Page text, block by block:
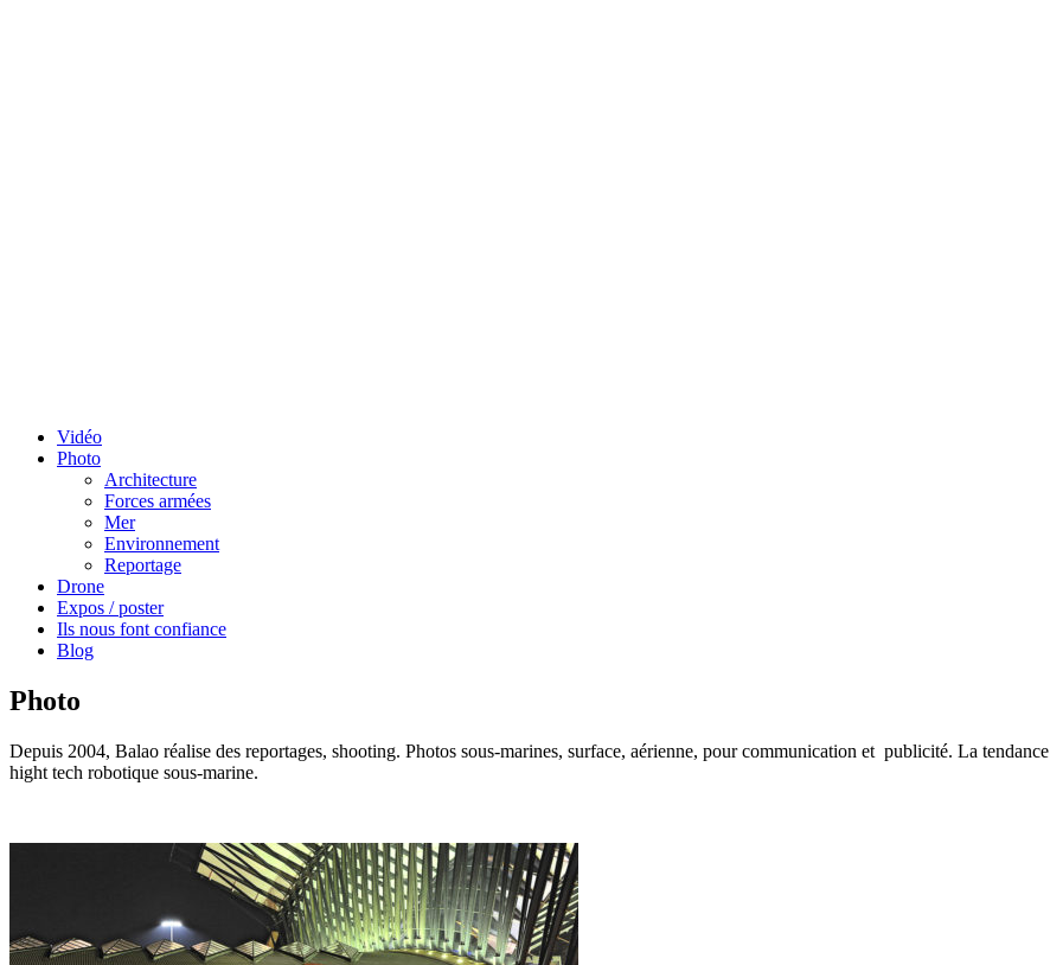
Vidéo
Photo
Architecture
Forces armées
Mer
Environnement
Reportage
Drone
Expos / poster
Ils nous font confiance
Blog
Photo
Depuis 2004, Balao réalise des reportages, shooting. Photos sous-marines, surface, aérienne, pour communication et publicité. La
hight tech robotique sous-marine.